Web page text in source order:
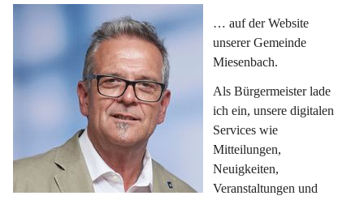
… auf der Website
unserer Gemeinde
Miesenbach.
Als Bürgermeister lade
ich ein, unsere digitalen
Services wie
Mitteilungen,
Neuigkeiten,
Veranstaltungen und